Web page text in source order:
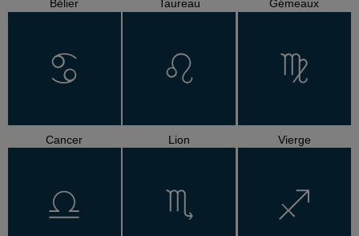
Bélier Taureau Gémeaux
Cancer Lion Vierge